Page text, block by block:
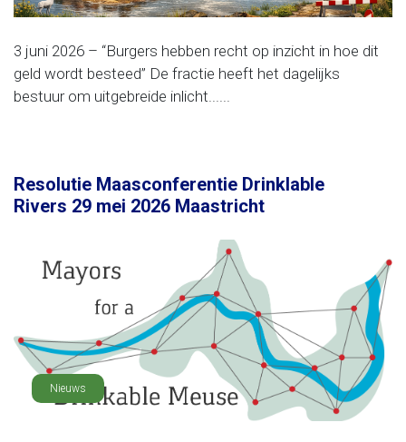
3 juni 2026 – “Burgers hebben recht op inzicht in hoe dit
geld wordt besteed” De fractie heeft het dagelijks
bestuur om uitgebreide inlicht......
Resolutie Maasconferentie Drinklable
Rivers 29 mei 2026 Maastricht
Nieuws